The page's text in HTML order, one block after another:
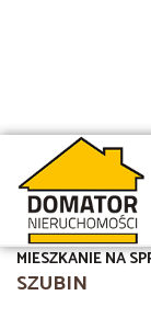
SZUBIN
MIESZKANIE NA